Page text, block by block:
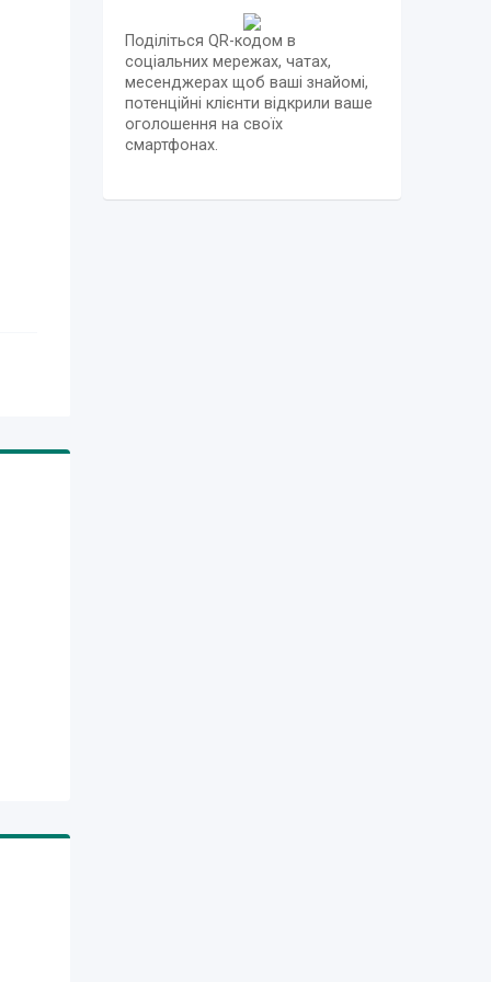
Поділіться QR-кодом в
соціальних мережах, чатах,
месенджерах щоб ваші знайомі,
потенційні клієнти відкрили ваше
оголошення на своїх
смартфонах.